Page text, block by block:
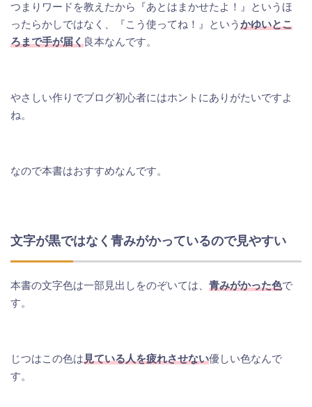
つまりワードを教えたから『あとはまかせたよ！』というほ
ったらかしではなく、『こう使ってね！』という かゆいとこ
ろまで手が届く良本なんです。
やさしい作りでブログ初心者にはホントにありがたいですよ
ね。
なので本書はおすすめなんです。
文字が黒ではなく青みがかっているので見やすい
本書の文字色は一部見出しをのぞいては、 青みがかった色で
す。
じつはこの色は見ている人を疲れさせない優しい色なんで
す。